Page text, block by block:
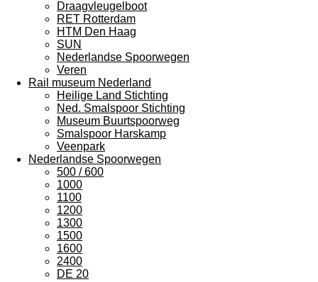
Draagvleugelboot
RET Rotterdam
HTM Den Haag
SUN
Nederlandse Spoorwegen
Veren
Rail museum Nederland
Heilige Land Stichting
Ned. Smalspoor Stichting
Museum Buurtspoorweg
Smalspoor Harskamp
Veenpark
Nederlandse Spoorwegen
500 / 600
1000
1100
1200
1300
1500
1600
2400
DE 20